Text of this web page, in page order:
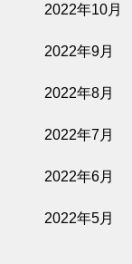
2022年10月
2022年9月
2022年8月
2022年7月
2022年6月
2022年5月